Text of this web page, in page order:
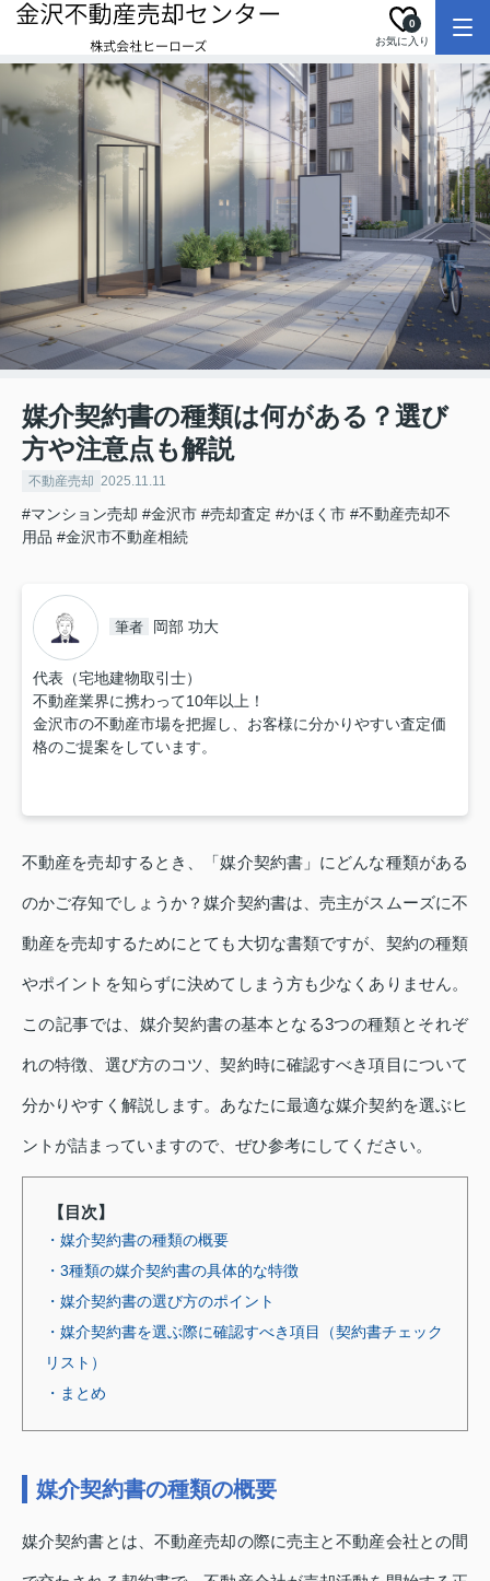
お気に入り
0
媒介契約書の種類は何がある？選び
方や注意点も解説
不動産売却 2025.11.11
#マンション売却 #金沢市 #売却査定 #かほく市 #不動産売却不
用品 #金沢市不動産相続
筆者 岡部 功大
代表（宅地建物取引士）
不動産業界に携わって10年以上！
金沢市の不動産市場を把握し、お客様に分かりやすい査定価
格のご提案をしています。
不動産を売却するとき、「媒介契約書」にどんな種類がある
のかご存知でしょうか？媒介契約書は、売主がスムーズに不
動産を売却するためにとても大切な書類ですが、契約の種類
やポイントを知らずに決めてしまう方も少なくありません。
この記事では、媒介契約書の基本となる3つの種類とそれぞ
れの特徴、選び方のコツ、契約時に確認すべき項目について
分かりやすく解説します。あなたに最適な媒介契約を選ぶヒ
ントが詰まっていますので、ぜひ参考にしてください。
【目次】
・媒介契約書の種類の概要
・3種類の媒介契約書の具体的な特徴
・媒介契約書の選び方のポイント
・媒介契約書を選ぶ際に確認すべき項目（契約書チェック
リスト）
・まとめ
媒介契約書の種類の概要
媒介契約書とは、不動産売却の際に売主と不動産会社との間